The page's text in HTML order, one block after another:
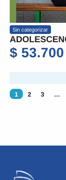
Sin categorizar
$ 53.700
1 2 3 …